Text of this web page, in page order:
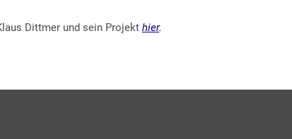
Dittmer und sein Projekt hier.